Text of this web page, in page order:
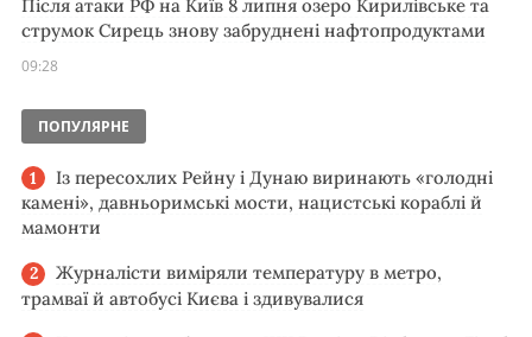
Після атаки РФ на Київ 8 липня озеро Кирилівське та
струмок Сирець знову забруднені нафтопродуктами
09:28
ПОПУЛЯРНЕ
Із пересохлих Рейну і Дунаю виринають «голодні
камені», давньоримські мости, нацистські кораблі й
мамонти
Журналісти виміряли температуру в метро,
трамваї й автобусі Києва і здивувалися